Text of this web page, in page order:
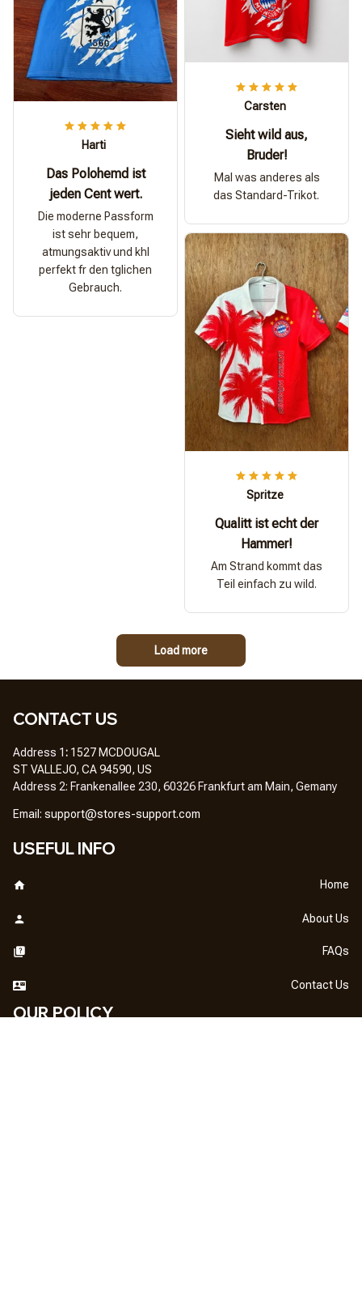
Carsten
Sieht wild aus,
Bruder!
Mal was anderes als
das Standard-Trikot.
Harti
Das Polohemd ist
jeden Cent wert.
Die moderne Passform
ist sehr bequem,
atmungsaktiv und khl
perfekt fr den tglichen
Gebrauch.
Spritze
Qualitt ist echt der
Hammer!
Am Strand kommt das
Teil einfach zu wild.
Load more
CONTACT US
Address 1: 1527 MCDOUGAL
ST VALLEJO, CA 94590, US
Address 2: Frankenallee 230, 60326 Frankfurt am Main, Gemany
Email: support@stores-support.com
USEFUL INFO
Home
About Us
FAQs
Contact Us
OUR POLICY